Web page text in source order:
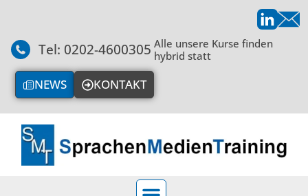
Tel: 0202-4600305 Alle unsere Kurse finden
hybrid statt
NEWS KONTAKT